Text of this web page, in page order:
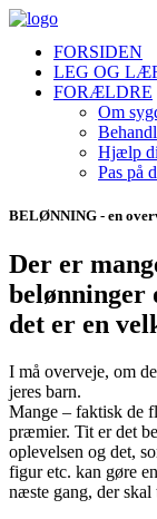
FORSIDEN
LEG OG
FORÆLDRE
Om
Hjælp
Pas på
BELØNNING - en
Der er
belønninger
det er en
I må overveje, om
jeres barn.
Mange – faktisk de
præmier. Tit er det
oplevelsen og det,
figur etc. kan gøre
næste gang, der skal